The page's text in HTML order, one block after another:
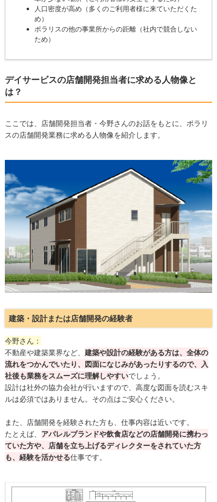
人口密度が高め（多くのご利用者様に来ていただくた
め）
ポラリスの他の事業所からの距離（社内で競合しない
ため）
デイサービスの店舗開発担当者に求める人物像と
は？
ここでは、店舗開発担当者・今野さんのお話をもとに、ポラリ
スの店舗開発業務に求める人物像を紹介します。
建築・設計または店舗開発の経験者
今野さん：
不動産や建築業界など、 建築や設計の経験がある方は、全体の
流れをつかんでいたり、図面になじみがあったりするので、入
社後も業務をスムーズに理解しやすいでしょう。
設計は社外の協力会社が行いますので、高度な図面を読むスキ
ルは必須ではありません。その点はご安心ください。
また、店舗開発を経験された方も、仕事内容は近いです。
たとえば、 アパレルブランドや飲食店などの店舗開発に携わっ
ていた方や、店舗を立ち上げるディレクターをされていた方
も、経験を活かせる仕事です。